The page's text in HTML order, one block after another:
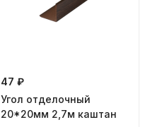
47 ₽
Угол отделочный
20*20мм 2,7м каштан